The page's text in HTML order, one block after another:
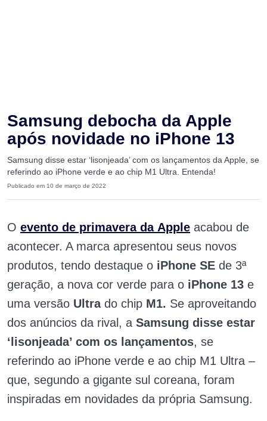
Samsung debocha da Apple
após novidade no iPhone 13
Samsung disse estar ‘lisonjeada’ com os lançamentos da Apple, se
referindo ao iPhone verde e ao chip M1 Ultra. Entenda!
Publicado em 10 de março de 2022
O evento de primavera da Apple acabou de
acontecer. A marca apresentou seus novos
produtos, tendo destaque o iPhone SE de 3ª
geração, a nova cor verde para o iPhone 13 e
uma versão Ultra do chip M1. Se aproveitando
dos anúncios da rival, a Samsung disse estar
‘lisonjeada’ com os lançamentos, se
referindo ao iPhone verde e ao chip M1 Ultra –
que, segundo a gigante sul coreana, foram
inspiradas em novidades da própria Samsung.